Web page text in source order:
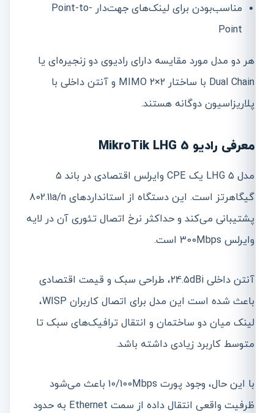
مناسب‌بودن برای لینک‌های جهت‌دار Point-to-
Point
هر دو مدل مورد مقایسه دارای رادیوی دو زنجیره‌ای یا
Dual Chain با ساختار 2×2 MIMO و آنتن داخلی با
پلاریزاسیون دوگانه هستند.
معرفی رادیو MikroTik LHG 5
مدل LHG 5 یک CPE وایرلس اقتصادی در باند ۵
گیگاهرتز است. این دستگاه از استانداردهای 802.11a/n
پشتیبانی می‌کند و حداکثر نرخ اتصال تئوری آن در لایه
وایرلس 300Mbps است.
آنتن داخلی 24.5dBi، طراحی سبک و قیمت اقتصادی
باعث شده است این مدل برای اتصال کاربران WISP،
لینک میان دو ساختمان و انتقال ترافیک‌های سبک تا
متوسط کاربرد زیادی داشته باشد.
با این حال، وجود پورت 10/100Mbps باعث می‌شود
ظرفیت واقعی انتقال داده از سمت Ethernet به حدود